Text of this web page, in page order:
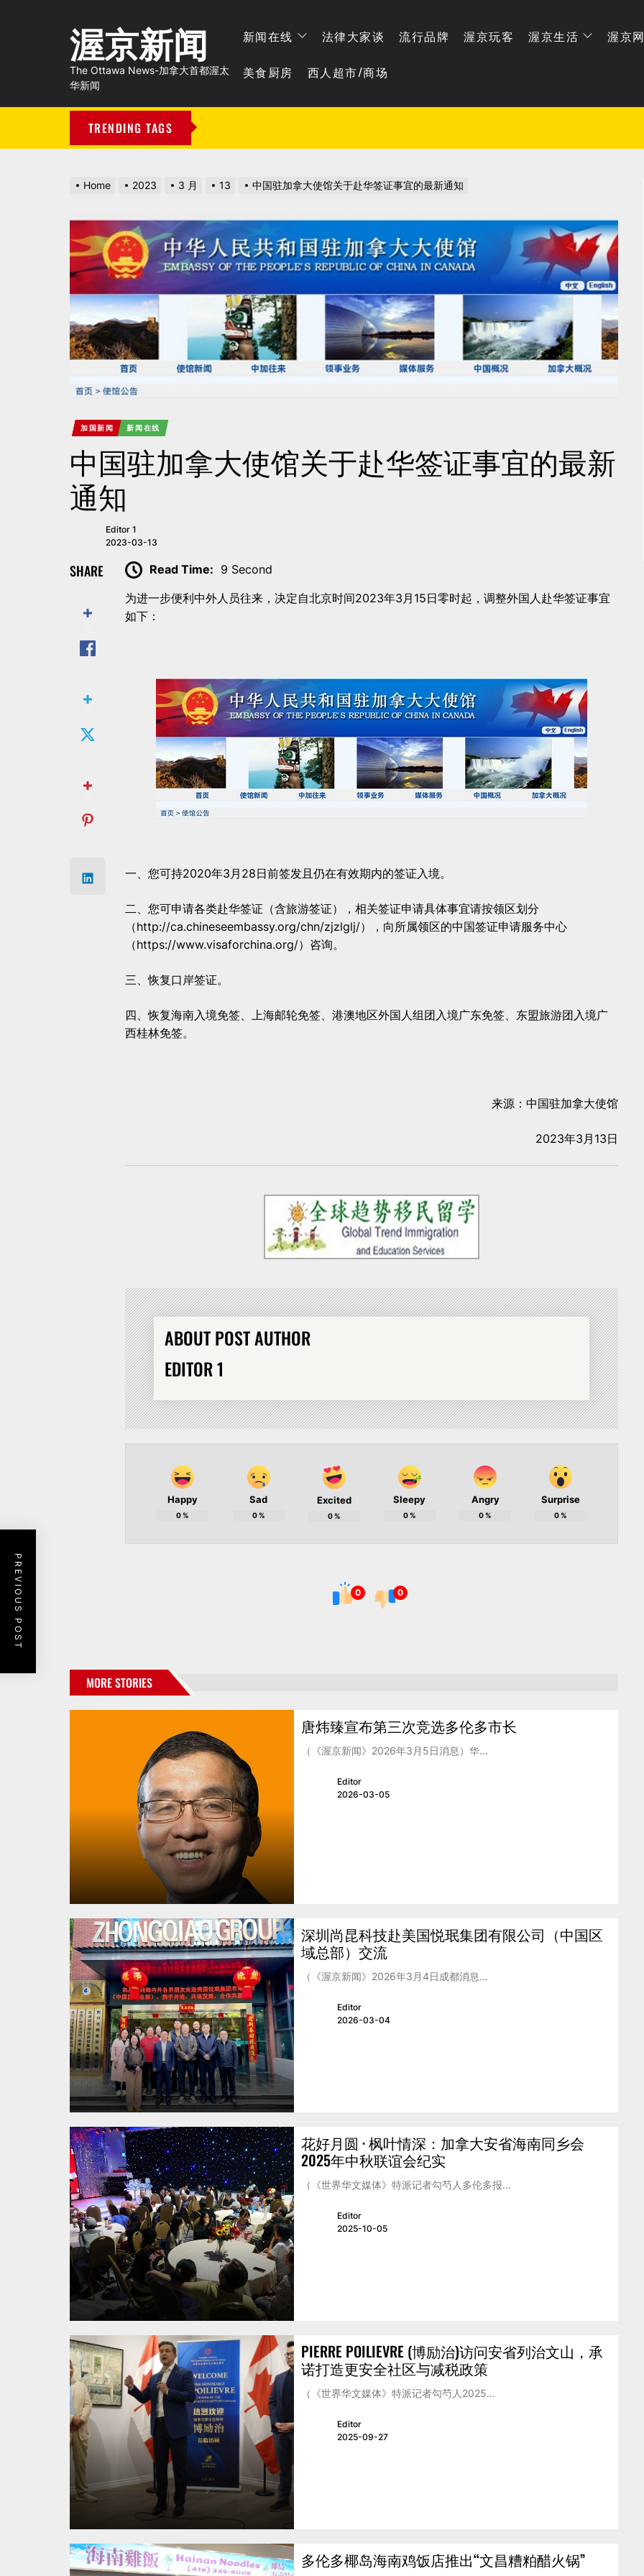
渥京新闻
The Ottawa News-加拿大首都渥太
华新闻
新闻在线 法律大家谈 流行品牌 渥京玩客 渥京生活 渥京
美食厨房 西人超市/商场
TRENDING TAGS
Home 2023 3 月 13 中国驻加拿大使馆关于赴华签证事宜的最新通知
加国新闻 新闻在线
中国驻加拿大使馆关于赴华签证事宜的最新
通知
Editor 1
2023-03-13
SHARE Read Time: 9 Second
为进一步便利中外人员往来，决定自北京时间2023年3月15日零时起，调整外国人赴华签证事宜
如下：
一、您可持2020年3月28日前签发且仍在有效期内的签证入境。
二、您可申请各类赴华签证（含旅游签证），相关签证申请具体事宜请按领区划分
（http://ca.chineseembassy.org/chn/zjzlglj/），向所属领区的中国签证申请服务中心
（https://www.visaforchina.org/）咨询。
三、恢复口岸签证。
四、恢复海南入境免签、上海邮轮免签、港澳地区外国人组团入境广东免签、东盟旅游团入境广
西桂林免签。
来源：中国驻加拿大使馆
2023年3月13日
ABOUT POST AUTHOR
EDITOR 1
Happy
0%
Sad
0%
Excited
0%
Sleepy
0%
Angry
0%
Surprise
0%
0 0
PREVIOUS POST
MORE STORIES
唐炜臻宣布第三次竞选多伦多市长
（《渥京新闻》2026年3月5日消息）华...
Editor
2026-03-05
深圳尚昆科技赴美国悦珉集团有限公司（中国区
域总部）交流
（《渥京新闻》2026年3月4日成都消息...
Editor
2026-03-04
花好月圆 · 枫叶情深：加拿大安省海南同乡会
2025年中秋联谊会纪实
（《世界华文媒体》特派记者勾芍人多伦多报...
Editor
2025-10-05
PIERRE POILIEVRE (博励治)访问安省列治文山，承
诺打造更安全社区与减税政策
（《世界华文媒体》特派记者勾芍人2025...
Editor
2025-09-27
多伦多椰岛海南鸡饭店推出“文昌糟粕醋火锅”